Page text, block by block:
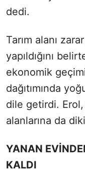
dedi.
Tarım alanı
yapıldığını
ekonomik
dağıtımında
dile getirdi.
alanlarına da
YANAN
KALDI